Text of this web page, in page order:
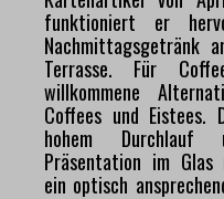
funktioniert er
Nachmittagsgetränk
Terrasse. Für
willkommene
Coffees und Eistees.
hohem Durchlauf
Präsentation im
ein optisch